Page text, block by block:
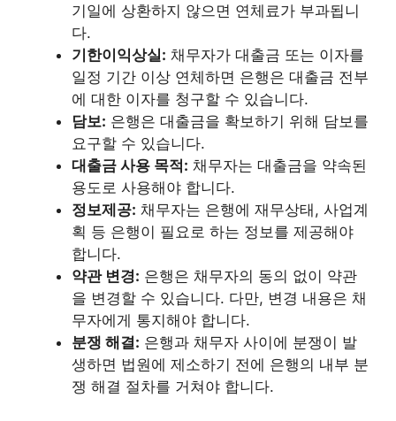
기일에 상환하지 않으면 연체료가 부과됩니
다.
기한이익상실: 채무자가 대출금 또는 이자를
일정 기간 이상 연체하면 은행은 대출금 전부
에 대한 이자를 청구할 수 있습니다.
담보: 은행은 대출금을 확보하기 위해 담보를
요구할 수 있습니다.
대출금 사용 목적: 채무자는 대출금을 약속된
용도로 사용해야 합니다.
정보제공: 채무자는 은행에 재무상태, 사업계
획 등 은행이 필요로 하는 정보를 제공해야
합니다.
약관 변경: 은행은 채무자의 동의 없이 약관
을 변경할 수 있습니다. 다만, 변경 내용은 채
무자에게 통지해야 합니다.
분쟁 해결: 은행과 채무자 사이에 분쟁이 발
생하면 법원에 제소하기 전에 은행의 내부 분
쟁 해결 절차를 거쳐야 합니다.